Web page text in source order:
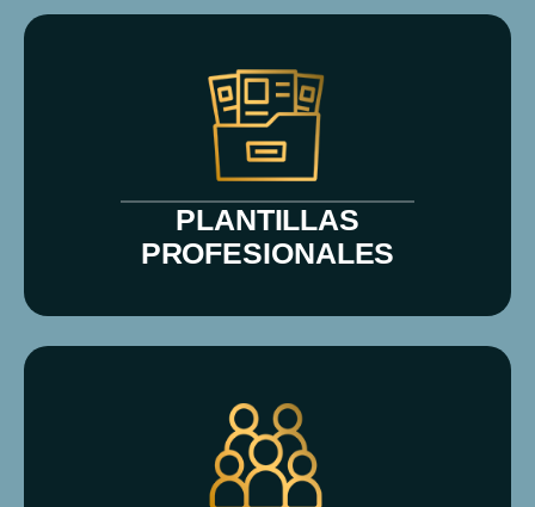
PLANTILLAS
PROFESIONALES